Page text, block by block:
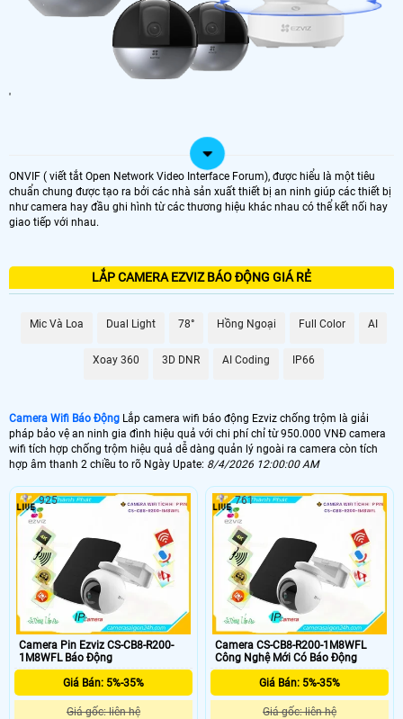
'
ONVIF ( viết tắt Open Network Video Interface Forum), được hiểu là một tiêu
chuẩn chung được tạo ra bởi các nhà sản xuất thiết bị an ninh giúp các thiết bị
như camera hay đầu ghi hình từ các thương hiệu khác nhau có thể kết nối hay
giao tiếp với nhau.
LẮP CAMERA EZVIZ BÁO ĐỘNG GIÁ RẺ
Mic Và Loa Dual Light 78° Hồng Ngoại Full Color AI
Xoay 360 3D DNR AI Coding IP66
Camera Wifi Báo Động Lắp camera wifi báo động Ezviz chống trộm là giải
pháp bảo vệ an ninh gia đình hiệu quả với chi phí chỉ từ 950.000 VNĐ camera
wifi tích hợp chống trộm hiệu quả dễ dàng quản lý ngoài ra camera còn tích
hợp âm thanh 2 chiều to rõ Ngày Upate: 8/4/2026 12:00:00 AM
Camera Pin Ezviz CS-CB8-R200-
1M8WFL Báo Động
Giá Bán: 5%-35%
Giá gốc: liên hệ
925
Camera CS-CB8-R200-1M8WFL
Công Nghệ Mới Có Báo Động
Giá Bán: 5%-35%
Giá gốc: liên hệ
761